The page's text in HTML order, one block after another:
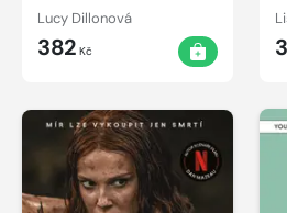
Lucy Dillonová
382 Kč